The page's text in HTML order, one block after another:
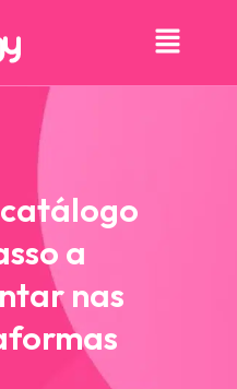
a
nas